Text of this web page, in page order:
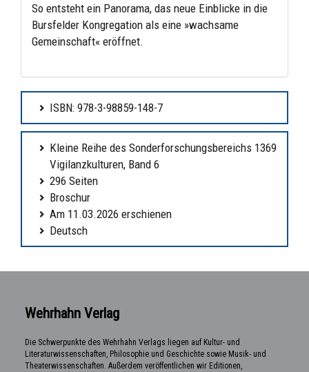
So entsteht ein Panorama, das neue Einblicke in die
Bursfelder Kongregation als eine »wachsame
Gemeinschaft« eröffnet.
ISBN: 978-3-98859-148-7
Kleine Reihe des Sonderforschungsbereichs 1369
Vigilanzkulturen, Band 6
296 Seiten
Broschur
Am 11.03.2026 erschienen
Deutsch
Wehrhahn Verlag
Die Schwerpunkte des Wehrhahn Verlags liegen auf Kultur- und
Literaturwissenschaften, Philosophie und Geschichte sowie Musik- und
Theaterwissenschaften. Außerdem veröffentlichen wir Editionen,